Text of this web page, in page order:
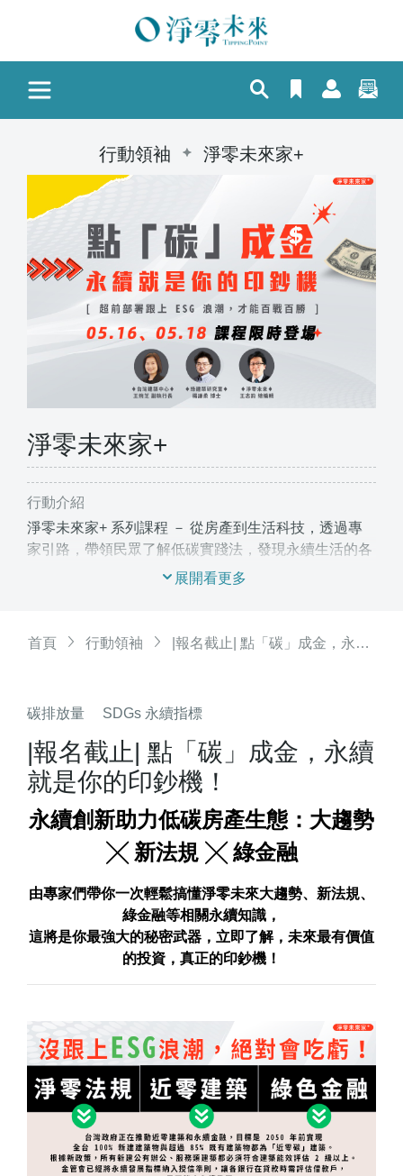
行動領袖 淨零未來家+
淨零未來家+
行動介紹
淨零未來家+ 系列課程 － 從房產到生活科技，透過專
家引路，帶領民眾了解低碳實踐法，發現永續生活的各
首頁 行動領袖 |報名截止| 點「碳」成金，永續就是你的印鈔機！
碳排放量 SDGs 永續指標
|報名截止| 點「碳」成金，永續
就是你的印鈔機！
永續創新助力低碳房產生態：大趨勢
╳ 新法規 ╳ 綠金融
由專家們帶你一次輕鬆搞懂淨零未來大趨勢、新法規、
綠金融等相關永續知識，
這將是你最強大的秘密武器，立即了解，未來最有價值
的投資，真正的印鈔機！